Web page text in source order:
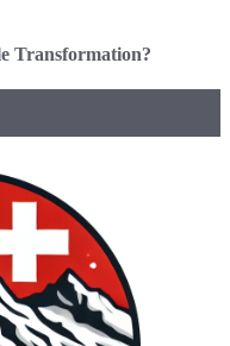
Transformation?